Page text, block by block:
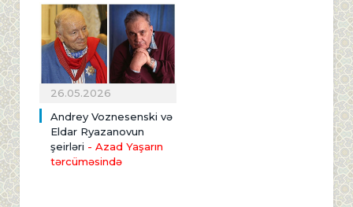
26.05.2026
Andrey Voznesenski və
Eldar Ryazanovun
şeirləri - Azad Yaşarın
tərcüməsində